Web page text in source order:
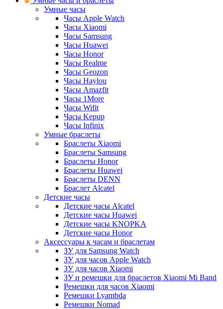
Умные часы
Часы Apple Watch
Часы Xiaomi
Часы Samsung
Часы Huawei
Часы Honor
Часы Realme
Часы Geozon
Часы Haylou
Часы Amazfit
Часы 1More
Часы Wifit
Часы Kepup
Часы Infinix
Умные браслеты
Браслеты Xiaomi
Браслеты Samsung
Браслеты Honor
Браслеты Huawei
Браслеты DENN
Браслет Alcatel
Детские часы
Детские часы Alcatel
Детские часы Huawei
Детские часы KNOPKA
Детские часы Honor
Аксессуары к часам и браслетам
ЗУ для Samsung Watch
ЗУ для часов Apple Watch
ЗУ для часов Xiaomi
ЗУ и ремешки для браслетов Xiaomi Mi Band
Ремешки для часов Xiaomi
Ремешки Lyambda
Ремешки Nomad